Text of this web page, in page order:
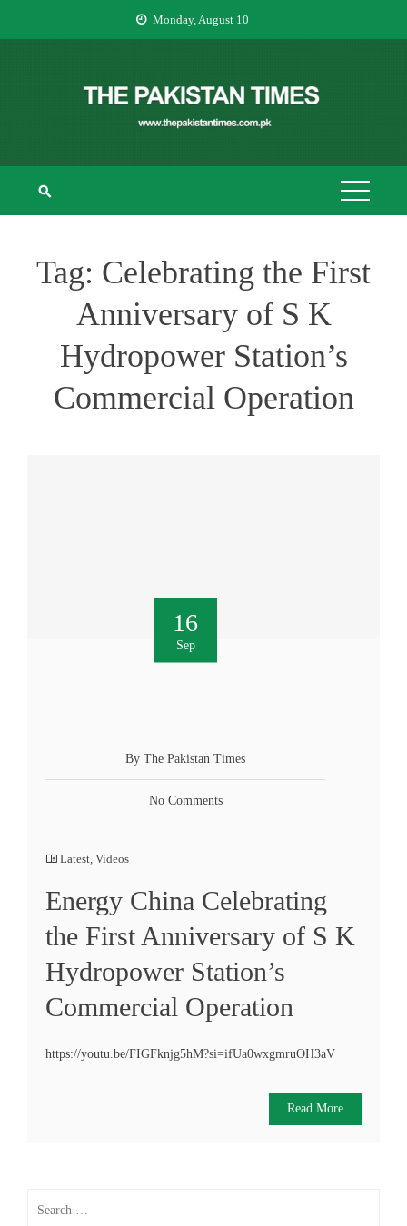
Monday, August 10
THE PAKISTAN
TIMES
The Pakistan Times
Tag: Celebrating the First
Anniversary of S K
Hydropower Station’s
Commercial Operation
16
Sep
By The Pakistan Times
No Comments
Latest, Videos
Energy China Celebrating
the First Anniversary of S K
Hydropower Station’s
Commercial Operation
https://youtu.be/FIGFknjg5hM?si=ifUa0wxgmruOH3aV
Read More